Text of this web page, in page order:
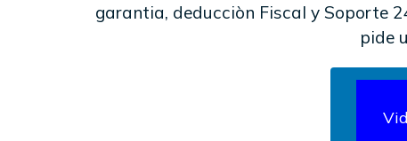
garantia, deducciòn Fiscal y Soporte
pide